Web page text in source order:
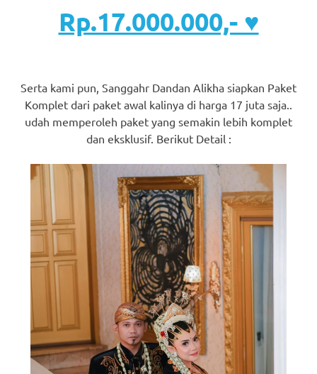
Rp.17.000.000,- ♥
Serta kami pun, Sanggahr Dandan Alikha siapkan Paket
Komplet dari paket awal kalinya di harga 17 juta saja..
udah memperoleh paket yang semakin lebih komplet
dan eksklusif. Berikut Detail :